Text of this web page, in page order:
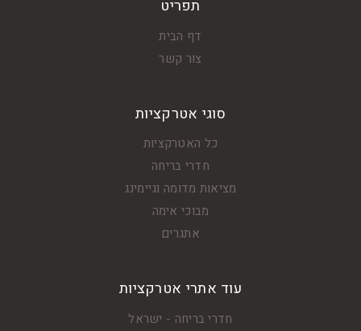
תפריט
דף הבית
צור קשר
סוגי אטרקציות
כל האטרקציות
חדרי בריחה
מציאות מדומה וגיימינג
מבוכי אימה
אתגרים
עוד אתרי אטרקציות
חדרי בריחה - ישראל